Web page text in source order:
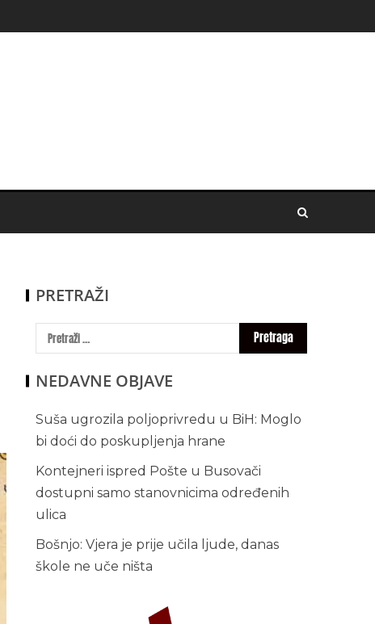
PRETRAŽI
NEDAVNE OBJAVE
Suša ugrozila poljoprivredu u BiH: Moglo
bi doći do poskupljenja hrane
Kontejneri ispred Pošte u Busovači
dostupni samo stanovnicima određenih
ulica
Bošnjo: Vjera je prije učila ljude, danas
škole ne uče ništa